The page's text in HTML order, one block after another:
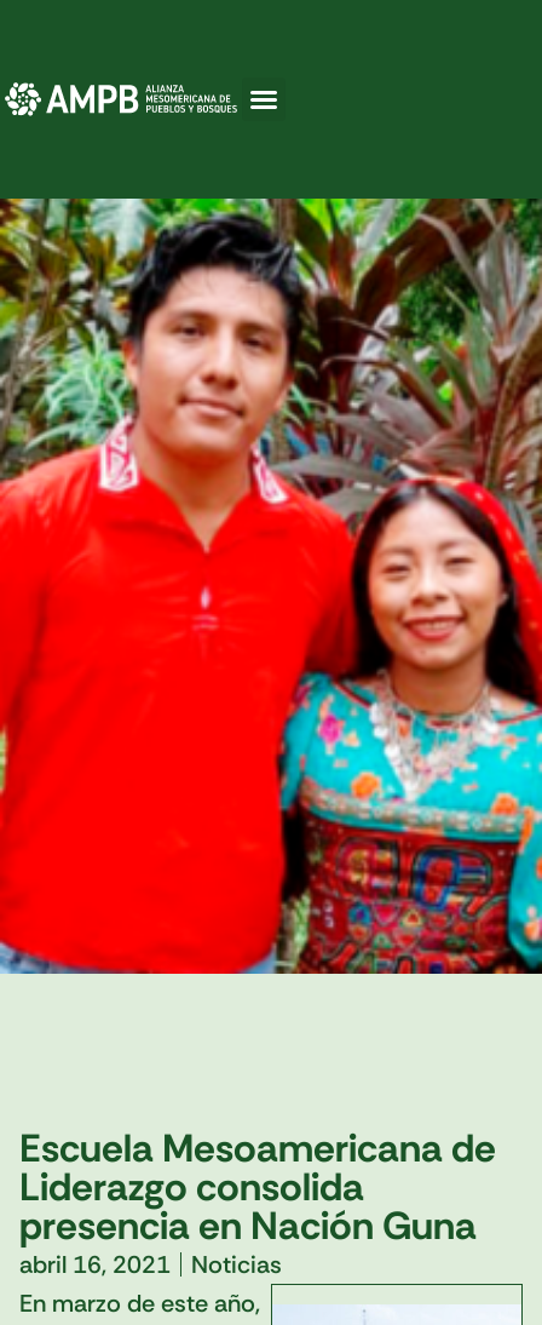
Escuela Mesoamericana de
Liderazgo consolida
presencia en Nación Guna
abril 16, 2021
Noticias
En marzo de este año,